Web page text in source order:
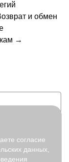
и обмен
→
согласие
данных,